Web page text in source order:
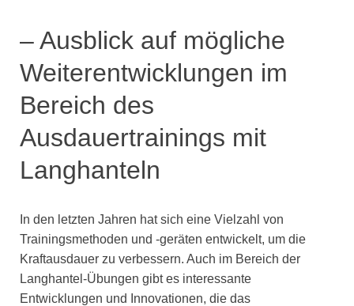
– Ausblick auf mögliche
Weiterentwicklungen im
Bereich des
Ausdauertrainings mit
Langhanteln
In den letzten Jahren hat sich eine Vielzahl von
Trainingsmethoden und -geräten entwickelt, um die
Kraftausdauer zu verbessern. Auch im Bereich der
Langhantel-Übungen gibt es interessante
Entwicklungen und Innovationen, die das